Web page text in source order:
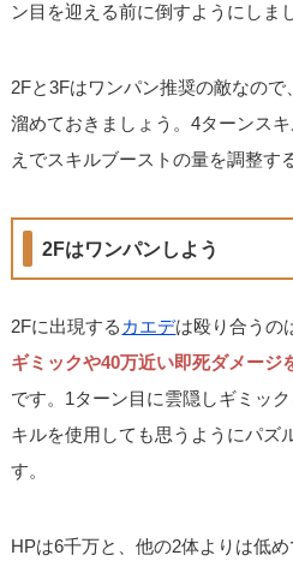
ン目を迎える前に倒すようにしま
2Fと3Fはワンパン推奨の敵なの
溜めておきましょう。4ターンス
えでスキルブーストの量を調整す
2Fはワンパンしよう
2Fに出現する カエデは殴り合うの
ギミックや40万近い即死ダメージ
です。1ターン目に雲隠しギミッ
キルを使用しても思うようにパズ
す。
HPは6千万と、他の2体よりは低